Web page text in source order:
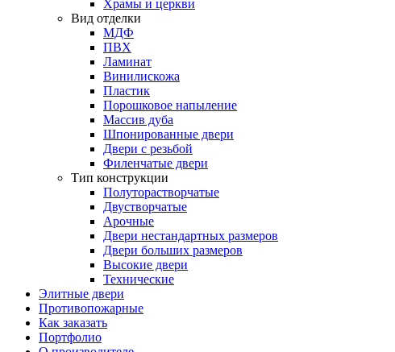
Храмы и церкви
Вид отделки
МДФ
ПВХ
Ламинат
Винилискожа
Пластик
Порошковое напыление
Массив дуба
Шпонированные двери
Двери с резьбой
Филенчатые двери
Тип конструкции
Полуторастворчатые
Двустворчатые
Арочные
Двери нестандартных размеров
Двери больших размеров
Высокие двери
Технические
Элитные двери
Противопожарные
Как заказать
Портфолио